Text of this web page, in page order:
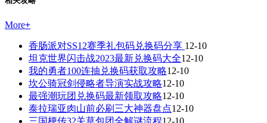
More+
香肠派对SS12赛季礼包码兑换码分享 12-10
坦克世界闪击战2023最新兑换码大全12-10
我的勇者100连抽兑换码获取攻略12-10
坎公骑冠剑侵略者导演实战攻略12-10
最强潮玩团兑换码最新领取攻略12-10
泰拉瑞亚肉山前必刷三大神器盘点12-10
三国梗传32关草包团全解谜流程12-10